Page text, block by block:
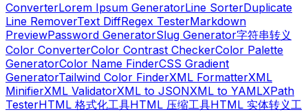
ConverterLorem Ipsum GeneratorLine SorterDuplicate
Line RemoverText DiffRegex TesterMarkdown
PreviewPassword GeneratorSlug Generator字符串转义
Color ConverterColor Contrast CheckerColor Palette
GeneratorColor Name FinderCSS Gradient
GeneratorTailwind Color FinderXML FormatterXML
MinifierXML ValidatorXML to JSONXML to YAMLXPath
TesterHTML 格式化工具HTML 压缩工具HTML 实体转义工